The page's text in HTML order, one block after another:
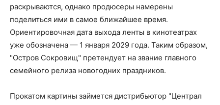
раскрываются, однако продюсеры намерены
поделиться ими в самое ближайшее время.
Ориентировочная дата выхода ленты в кинотеатрах
уже обозначена — 1 января 2029 года. Таким образом,
"Остров Сокровищ" претендует на звание главного
семейного релиза новогодних праздников.
Прокатом картины займется дистрибьютор "Централ